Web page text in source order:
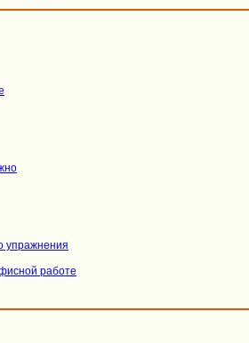
упражнения
работе